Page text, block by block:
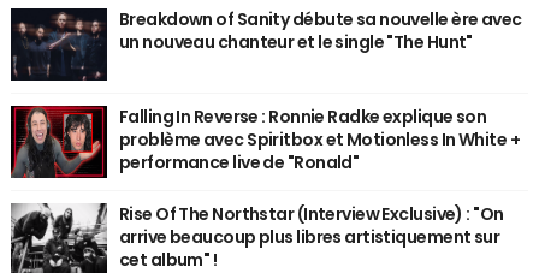
Breakdown of Sanity débute sa nouvelle ère avec
un nouveau chanteur et le single "The Hunt"
Falling In Reverse : Ronnie Radke explique son
problème avec Spiritbox et Motionless In White +
performance live de "Ronald"
Rise Of The Northstar (Interview Exclusive) : "On
arrive beaucoup plus libres artistiquement sur
cet album" !